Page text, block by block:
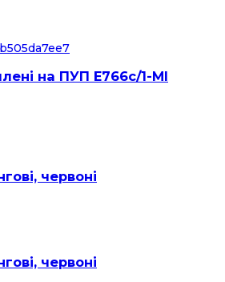
на ПУП Е766с/1-МІ
червоні
червоні